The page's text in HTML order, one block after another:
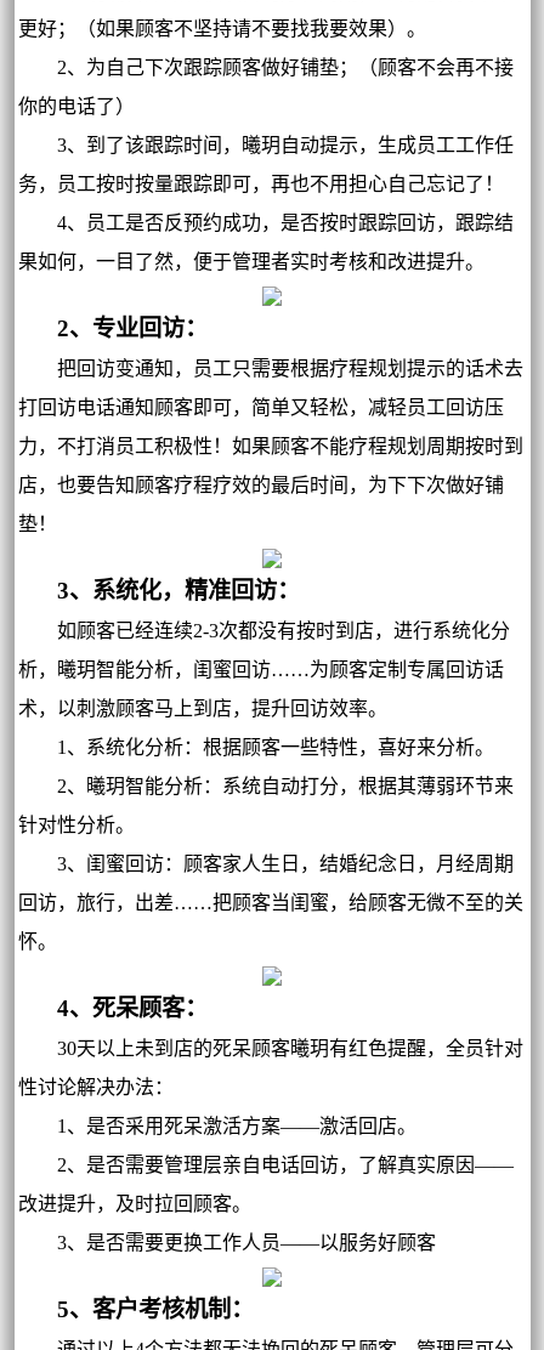
更好；（如果顾客不坚持请不要找我要效果）。
2、为自己下次跟踪顾客做好铺垫；（顾客不会再不接
你的电话了）
3、到了该跟踪时间，曦玥自动提示，生成员工工作任
务，员工按时按量跟踪即可，再也不用担心自己忘记了！
4、员工是否反预约成功，是否按时跟踪回访，跟踪结
果如何，一目了然，便于管理者实时考核和改进提升。
2、专业回访：
把回访变通知，员工只需要根据疗程规划提示的话术去
打回访电话通知顾客即可，简单又轻松，减轻员工回访压
力，不打消员工积极性！如果顾客不能疗程规划周期按时到
店，也要告知顾客疗程疗效的最后时间，为下下次做好铺
垫！
3、系统化，精准回访：
如顾客已经连续2-3次都没有按时到店，进行系统化分
析，曦玥智能分析，闺蜜回访……为顾客定制专属回访话
术，以刺激顾客马上到店，提升回访效率。
1、系统化分析：根据顾客一些特性，喜好来分析。
2、曦玥智能分析：系统自动打分，根据其薄弱环节来
针对性分析。
3、闺蜜回访：顾客家人生日，结婚纪念日，月经周期
回访，旅行，出差……把顾客当闺蜜，给顾客无微不至的关
怀。
4、死呆顾客：
30天以上未到店的死呆顾客曦玥有红色提醒，全员针对
性讨论解决办法：
1、是否采用死呆激活方案——激活回店。
2、是否需要管理层亲自电话回访，了解真实原因——
改进提升，及时拉回顾客。
3、是否需要更换工作人员——以服务好顾客
5、客户考核机制：